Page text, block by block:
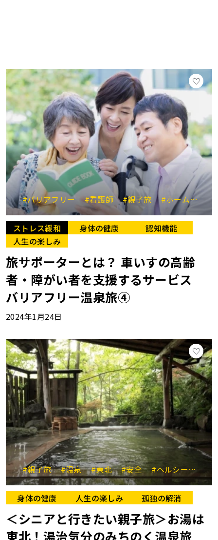
#バリアフリー #看護師 #親子旅 #ホームヘルパー
ストレス緩和 身体の健康
認知機能
人生の楽しみ
旅サポーターとは？ 車いすの高齢
者・障がい者を支援するサービス
バリアフリー温泉旅④
2024年1月24日
#親子旅 #温泉 #東北 #安全 #ヘルシー
身体の健康 人生の楽しみ 孤独の解消
＜シニアと行きたい親子旅＞お湯は
東北！湯治気分のみちのく温泉旅